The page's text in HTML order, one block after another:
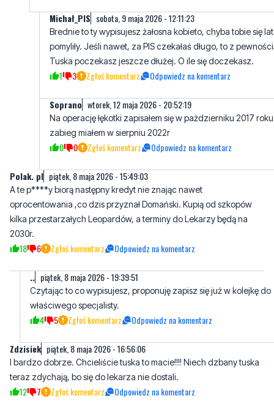
Tuska poczekasz jeszcze dłużej. O ile się doczekasz.
1 3 Zgłoś komentarz Odpowiedz na komentarz
Soprano wtorek, 12 maja 2026 - 20:52:19
Na operację łękotki zapisałem się w pażdzierniku 2017
0 0 Zgłoś komentarz Odpowiedz na komentarz
piątek, 8 maja 2026 - 15:49:03
A te p****y biorą następny kredyt nie znając nawet
kilka przestarzałych Leopardów, a terminy do Lekarzy będą na
2030r.
18 6 Zgłoś komentarz Odpowiedz na komentarz
..
Czytając to co wypisujesz, proponuję zapisz się już w kolejkę do
4 5 Zgłoś komentarz Odpowiedz na komentarz
Zdzisiek piątek, 8 maja 2026 - 16:56:06
I bardzo dobrze. Chcieliście tuska to macie!!!! Niech dzbany tuska
12 7 Zgłoś komentarz Odpowiedz na komentarz
! piątek, 8 maja 2026 - 17:41:40
Bandyckie Państwo....